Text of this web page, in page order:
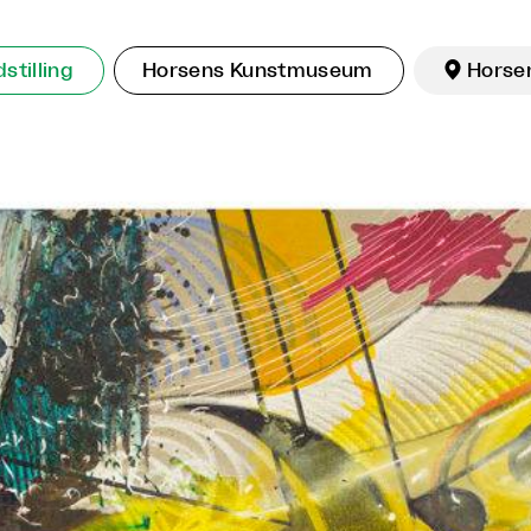
Horsens Kunstmuseum 